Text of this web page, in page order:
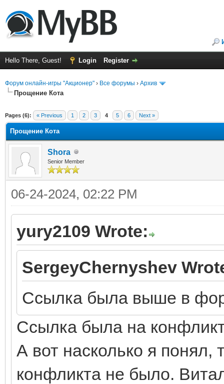
Hello There, Guest! Login Register
Форум онлайн-игры "Акционер" › Все форумы › Архив
Прощение Кота
Pages (6): « Previous 1 2 3 4 5 6 Next »
Прощение Кота
Shora
Senior Member
06-24-2024, 02:22 PM
yury2109 Wrote:
SergeyChernyshev
Ссылка была выше в
Ссылка была на
А вот насколько я
конфликта не было.